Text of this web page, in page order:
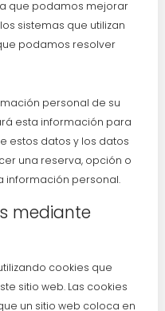
que podamos mejorar
sistemas que utilizan
podamos resolver
personal de su
esta información para
estos datos y los datos
una reserva, opción o
información personal.
mediante
cookies que
sitio web. Las cookies
un sitio web coloca en